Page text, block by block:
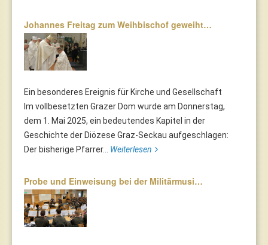
Johannes Freitag zum Weihbischof geweiht…
Ein besonderes Ereignis für Kirche und Gesellschaft
Im vollbesetzten Grazer Dom wurde am Donnerstag,
dem 1. Mai 2025, ein bedeutendes Kapitel in der
Geschichte der Diözese Graz-Seckau aufgeschlagen:
Der bisherige Pfarrer... Weiterlesen
Probe und Einweisung bei der Militärmusi…